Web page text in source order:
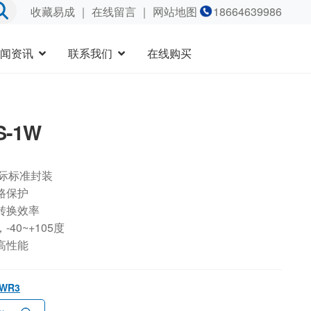
收藏易成｜ 在线留言｜ 网站地图 18664639986
资讯 联系我们 在线购买
1W
标准封装
保护
换效率
-40~+105度
性能